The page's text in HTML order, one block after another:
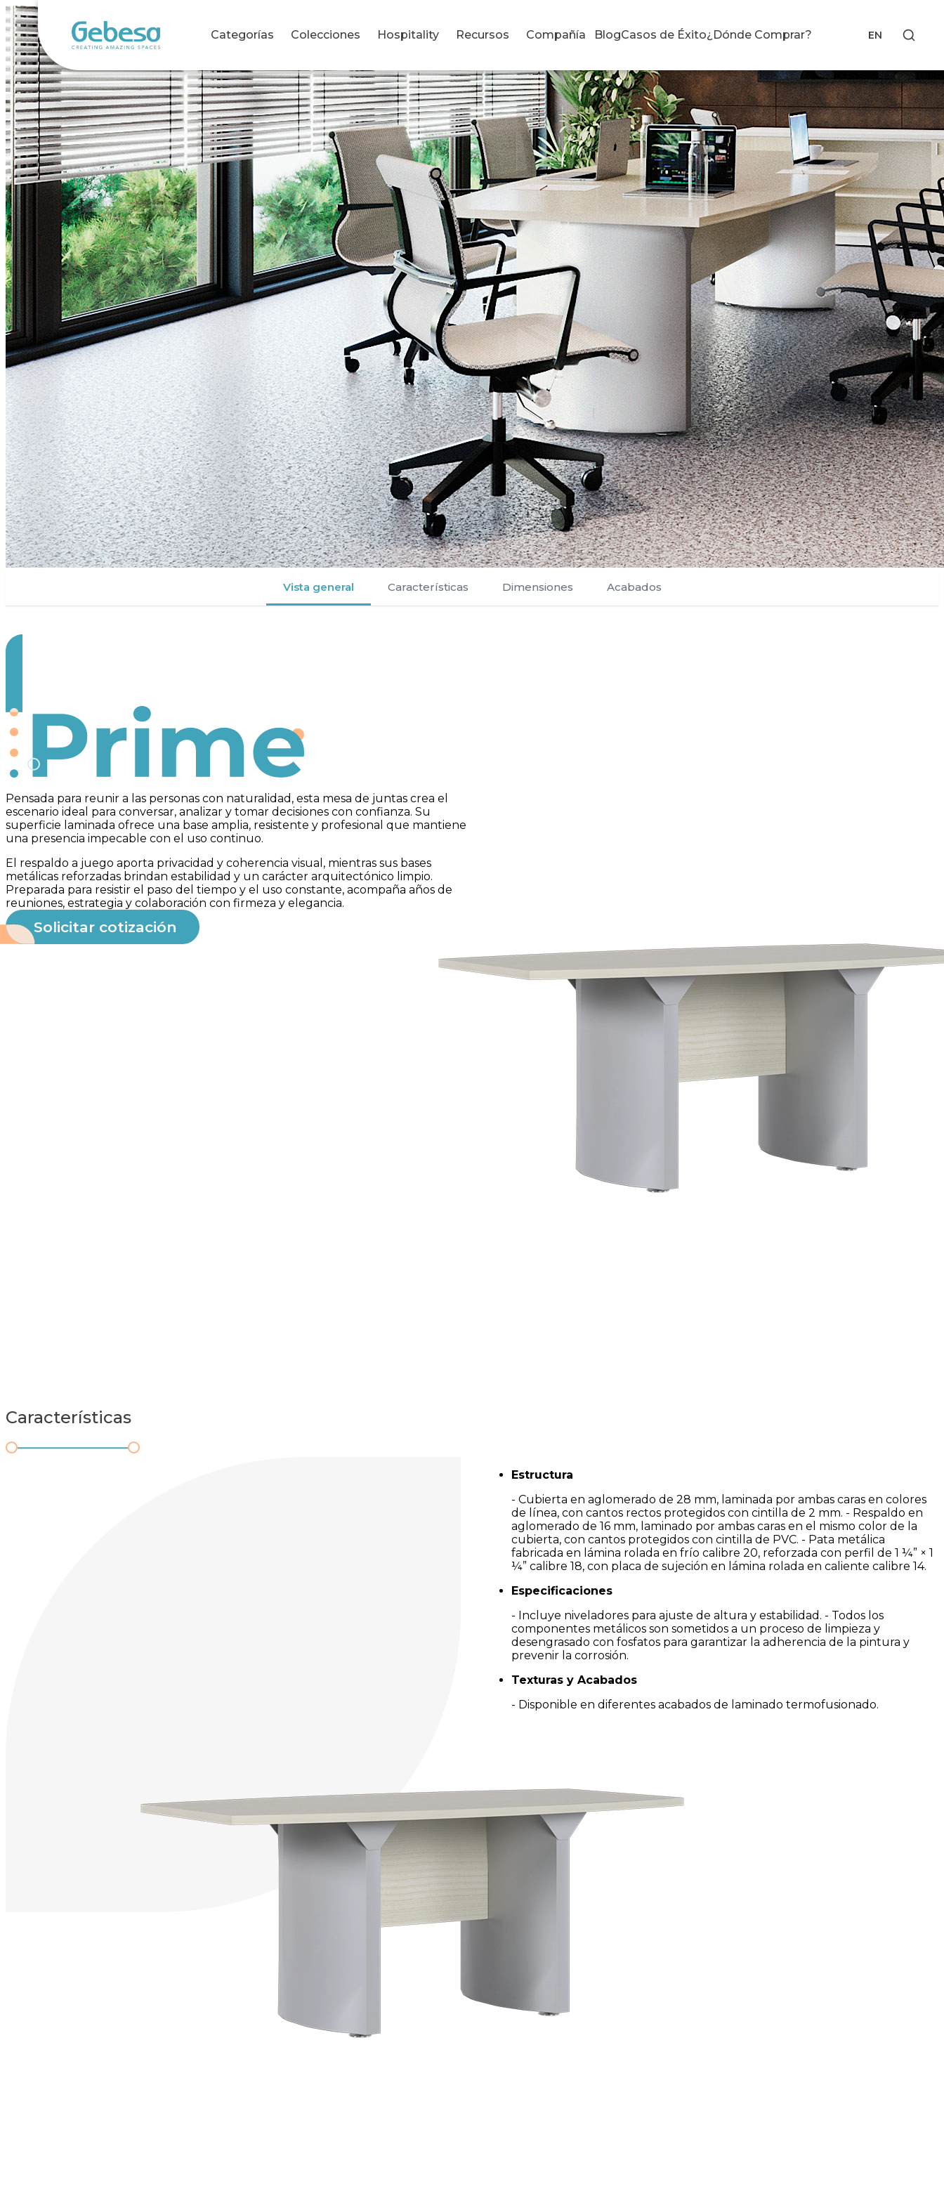
Categorías Colecciones Hospitality Recursos Compañía BlogCasos de Éxito¿Dónde Comprar? EN
Vista general Características Dimensiones Acabados
Prime
Pensada para reunir a las personas con naturalidad, esta mesa de juntas crea el
escenario ideal para conversar, analizar y tomar decisiones con confianza. Su
superficie laminada ofrece una base amplia, resistente y profesional que mantiene
una presencia impecable con el uso continuo.
El respaldo a juego aporta privacidad y coherencia visual, mientras sus bases
metálicas reforzadas brindan estabilidad y un carácter arquitectónico limpio.
Preparada para resistir el paso del tiempo y el uso constante, acompaña años de
reuniones, estrategia y colaboración con firmeza y elegancia.
Solicitar cotización
Características
Estructura
- Cubierta en aglomerado de 28 mm, laminada por ambas caras en colores
de línea, con cantos rectos protegidos con cintilla de 2 mm. - Respaldo en
aglomerado de 16 mm, laminado por ambas caras en el mismo color de la
cubierta, con cantos protegidos con cintilla de PVC. - Pata metálica
fabricada en lámina rolada en frío calibre 20, reforzada con perfil de 1 ¼” × 1
¼” calibre 18, con placa de sujeción en lámina rolada en caliente calibre 14.
Especificaciones
- Incluye niveladores para ajuste de altura y estabilidad. - Todos los
componentes metálicos son sometidos a un proceso de limpieza y
desengrasado con fosfatos para garantizar la adherencia de la pintura y
prevenir la corrosión.
Texturas y Acabados
- Disponible en diferentes acabados de laminado termofusionado.